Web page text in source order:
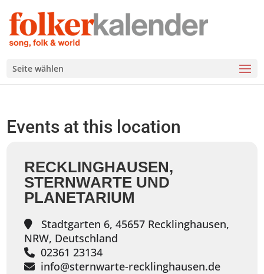
Seite wählen
Events at this location
RECKLINGHAUSEN,
STERNWARTE UND
PLANETARIUM
Stadtgarten 6, 45657 Recklinghausen,
NRW, Deutschland
02361 23134
info@sternwarte-recklinghausen.de